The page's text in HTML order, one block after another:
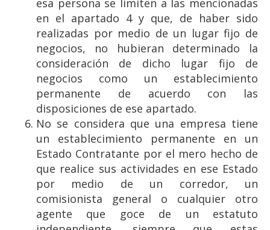
esa persona se limiten a las mencionadas
en el apartado 4 y que, de haber sido
realizadas por medio de un lugar fijo de
negocios, no hubieran determinado la
consideración de dicho lugar fijo de
negocios como un establecimiento
permanente de acuerdo con las
disposiciones de ese apartado.
No se considera que una empresa tiene
un establecimiento permanente en un
Estado Contratante por el mero hecho de
que realice sus actividades en ese Estado
por medio de un corredor, un
comisionista general o cualquier otro
agente que goce de un estatuto